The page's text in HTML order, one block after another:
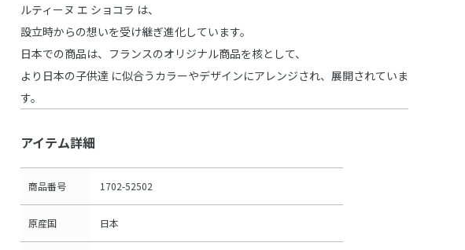
ルティーヌ エ ショコラ は、
設立時からの想いを受け継ぎ進化しています。
日本での商品は、フランスのオリジナル商品を核として、
より日本の子供達 に似合うカラーやデザインにアレンジされ、展開されていま
す。
アイテム詳細
商品番号 1702-52502
原産国 日本